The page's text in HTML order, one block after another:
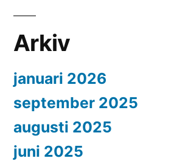
Arkiv
januari 2026
september 2025
augusti 2025
juni 2025